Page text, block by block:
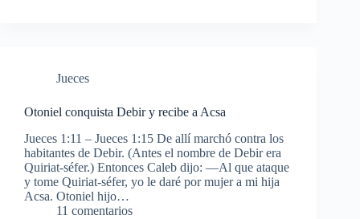
Jueces
Otoniel conquista Debir y recibe a Acsa
Jueces 1:11 – Jueces 1:15 De allí marchó contra los
habitantes de Debir. (Antes el nombre de Debir era
Quiriat-séfer.) Entonces Caleb dijo: —Al que ataque
y tome Quiriat-séfer, yo le daré por mujer a mi hija
Acsa. Otoniel hijo…
11 comentarios